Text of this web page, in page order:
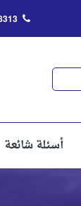
أسئلة شائعة